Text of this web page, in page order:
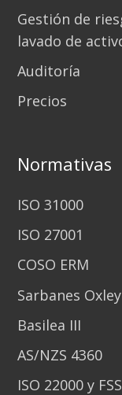
Gestión de
lavado de
Auditoría
Precios
Normativas
ISO 31000
ISO 27001
COSO ERM
Sarbanes Oxley
Basilea III
AS/NZS 4360
ISO 22000 y